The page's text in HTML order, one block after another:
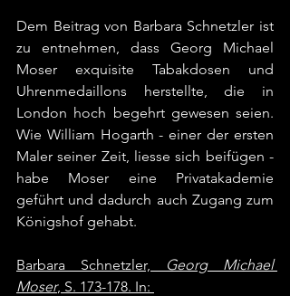
Dem Beitrag von Barbara Schnetzler ist
zu entnehmen, dass Georg Michael
Moser exquisite Tabakdosen und
Uhrenmedaillons herstellte, die in
London hoch begehrt gewesen seien.
Wie William Hogarth - einer der ersten
Maler seiner Zeit, liesse sich beifügen -
habe Moser eine Privatakademie
geführt und dadurch auch Zugang zum
Königshof gehabt.
Barbara Schnetzler,
Georg Michael
Moser, S. 173-178. In: